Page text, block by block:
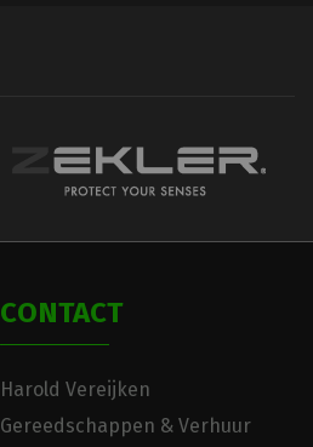
CONTACT
Harold Vereijken
Gereedschappen & Verhuur